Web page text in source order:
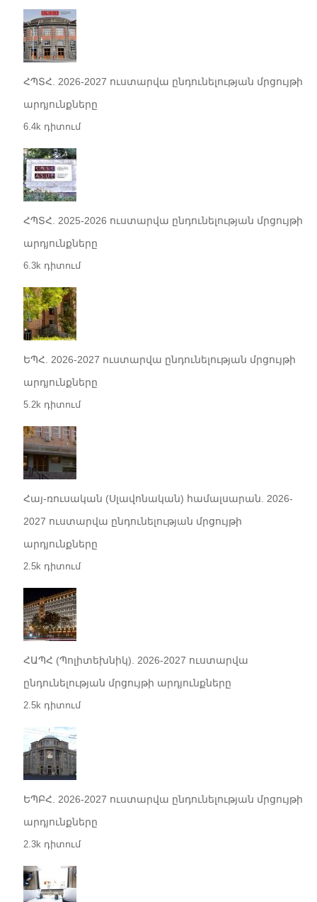
ՀՊՏՀ. 2026-2027 ուստարվա ընդունելության մրցույթի
արդյունքները
6.4k դիտում
ՀՊՏՀ. 2025-2026 ուստարվա ընդունելության մրցույթի
արդյունքները
6.3k դիտում
ԵՊՀ. 2026-2027 ուստարվա ընդունելության մրցույթի
արդյունքները
5.2k դիտում
Հայ-ռուսական (Սլավոնական) համալսարան. 2026-
2027 ուստարվա ընդունելության մրցույթի
արդյունքները
2.5k դիտում
ՀԱՊՀ (Պոլիտեխնիկ). 2026-2027 ուստարվա
ընդունելության մրցույթի արդյունքները
2.5k դիտում
ԵՊԲՀ. 2026-2027 ուստարվա ընդունելության մրցույթի
արդյունքները
2.3k դիտում